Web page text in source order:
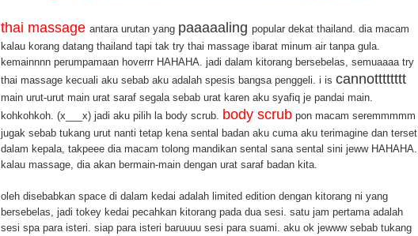
thai massage antara urutan yang paaaaaling popular dekat thailand. dia macam
kalau korang datang thailand tapi tak try thai massage ibarat minum air tanpa gula.
kemainnnn perumpamaan hoverrr HAHAHA. jadi dalam kitorang bersebelas, semuaaaa try
thai massage kecuali aku sebab aku adalah spesis bangsa penggeli. i is cannotttttttt
main urut-urut main urat saraf segala sebab urat karen aku syafiq je pandai main.
kohkohkoh. (x___x) jadi aku pilih la body scrub. body scrub pon macam seremmmmm
jugak sebab tukang urut nanti tetap kena sental badan aku cuma aku terimagine dan terset
dalam kepala, takpeee dia macam tolong mandikan sental sana sental sini jeww HAHAHA.
kalau massage, dia akan bermain-main dengan urat saraf badan kita.
oleh disebabkan space di dalam kedai adalah limited edition dengan kitorang ni yang
bersebelas, jadi tokey kedai pecahkan kitorang pada dua sesi. satu jam pertama adalah
sesi spa para isteri. siap para isteri baruuuu sesi para suami. aku ok jewww sebab tukang